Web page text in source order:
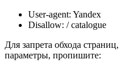
User-agent: Yandex
Disallow: / catalogue
Для запрета обхода
параметры, пропишите: